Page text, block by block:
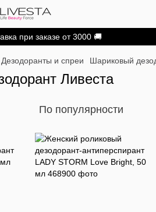
при заказе от 3000 🚚
Дезодоранты и спреи Шариковый
Ливеста
По популярности